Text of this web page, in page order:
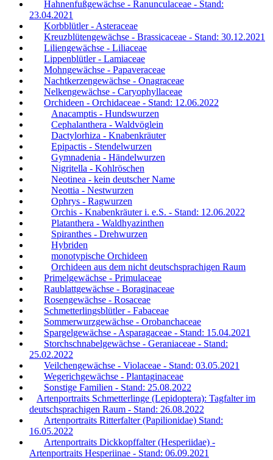
Hahnenfußgewächse - Ranunculaceae - Stand:
23.04.2021
Korbblütler - Asteraceae
Kreuzblütengewächse - Brassicaceae - Stand: 30.12.2021
Liliengewächse - Liliaceae
Lippenblütler - Lamiaceae
Mohngewächse - Papaveraceae
Nachtkerzengewächse - Onagraceae
Nelkengewächse - Caryophyllaceae
Orchideen - Orchidaceae - Stand: 12.06.2022
Anacamptis - Hundswurzen
Cephalanthera - Waldvöglein
Dactylorhiza - Knabenkräuter
Epipactis - Stendelwurzen
Gymnadenia - Händelwurzen
Nigritella - Kohlröschen
Neotinea - kein deutscher Name
Neottia - Nestwurzen
Ophrys - Ragwurzen
Orchis - Knabenkräuter i. e.S. - Stand: 12.06.2022
Platanthera - Waldhyazinthen
Spiranthes - Drehwurzen
Hybriden
monotypische Orchideen
Orchideen aus dem nicht deutschsprachigen Raum
Primelgewächse - Primulaceae
Raublattgewächse - Boraginaceae
Rosengewächse - Rosaceae
Schmetterlingsblütler - Fabaceae
Sommerwurzgewächse - Orobanchaceae
Spargelgewächse - Asparagaceae - Stand: 15.04.2021
Storchschnabelgewächse - Geraniaceae - Stand:
25.02.2022
Veilchengewächse - Violaceae - Stand: 03.05.2021
Wegerichgewächse - Plantaginaceae
Sonstige Familien - Stand: 25.08.2022
Artenportraits Schmetterlinge (Lepidoptera): Tagfalter im
deutschsprachigen Raum - Stand: 26.08.2022
Artenportraits Ritterfalter (Papilionidae) Stand:
16.05.2022
Artenportraits Dickkopffalter (Hesperiidae) -
Artenportraits Hesperiinae - Stand: 06.09.2021